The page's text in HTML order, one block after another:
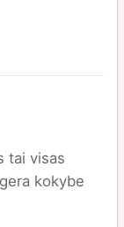
tai visas
kokybe